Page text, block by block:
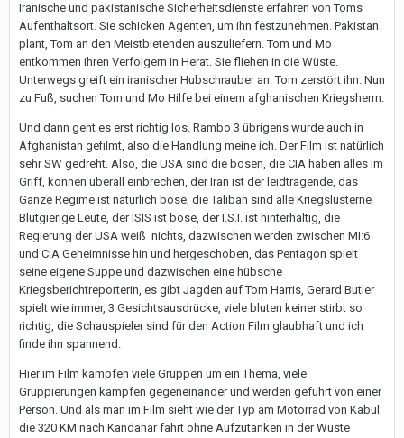
Iranische und pakistanische Sicherheitsdienste erfahren von Toms
Aufenthaltsort. Sie schicken Agenten, um ihn festzunehmen. Pakistan
plant, Tom an den Meistbietenden auszuliefern. Tom und Mo
entkommen ihren Verfolgern in Herat. Sie fliehen in die Wüste.
Unterwegs greift ein iranischer Hubschrauber an. Tom zerstört ihn. Nun
zu Fuß, suchen Tom und Mo Hilfe bei einem afghanischen Kriegsherrn.
Und dann geht es erst richtig los. Rambo 3 übrigens wurde auch in
Afghanistan gefilmt, also die Handlung meine ich. Der Film ist natürlich
sehr SW gedreht. Also, die USA sind die bösen, die CIA haben alles im
Griff, können überall einbrechen, der Iran ist der leidtragende, das
Ganze Regime ist natürlich böse, die Taliban sind alle Kriegslüsterne
Blutgierige Leute, der ISIS ist böse, der I.S.I. ist hinterhältig, die
Regierung der USA weiß nichts, dazwischen werden zwischen MI:6
und CIA Geheimnisse hin und hergeschoben, das Pentagon spielt
seine eigene Suppe und dazwischen eine hübsche
Kriegsberichtreporterin, es gibt Jagden auf Tom Harris, Gerard Butler
spielt wie immer, 3 Gesichtsausdrücke, viele bluten keiner stirbt so
richtig, die Schauspieler sind für den Action Film glaubhaft und ich
finde ihn spannend.
Hier im Film kämpfen viele Gruppen um ein Thema, viele
Gruppierungen kämpfen gegeneinander und werden geführt von einer
Person. Und als man im Film sieht wie der Typ am Motorrad von Kabul
die 320 KM nach Kandahar fährt ohne Aufzutanken in der Wüste